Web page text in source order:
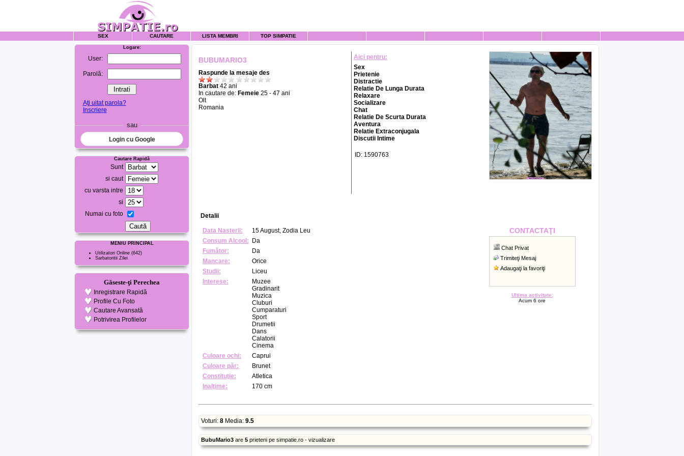
SEX CAUTARE LISTA MEMBRI TOP SIMPATIE
Logare:
User:
Parolă:
Aţi uitat parola?
Inscriere
sau
Login cu Google
Cautare Rapidă
Sunt
si caut
cu varsta intre
si
Numai cu foto
MENIU PRINCIPAL
Utilizatori Online (642)
Sarbatoritii Zilei
Găseste-ţi Perechea
Inregistrare Rapidă
Profile Cu Foto
Cautare Avansată
Potrivirea Profilelor
BUBUMARIO3
Raspunde la mesaje des
Barbat 42 ani
In cautare de: Femeie 25 - 47 ani
Olt
Romania
Aici pentru:
Sex
Prietenie
Distractie
Relatie De Lunga Durata
Relaxare
Socializare
Chat
Relatie De Scurta Durata
Aventura
Relatie Extraconjugala
Discutii Intime
ID: 1590763
Detalii
Data Nasterii:
15 August, Zodia Leu
Consum Alcool:
Da
Fumător:
Da
Mancare:
Orice
Studii:
Liceu
Interese:
Muzee
Gradinarit
Muzica
Cluburi
Cumparaturi
Sport
Drumetii
Dans
Calatorii
Cinema
Culoare ochi:
Caprui
Culoare păr:
Brunet
Constituţie:
Atletica
Inalţime:
170 cm
CONTACTAŢI
Chat Privat
Trimiteţi Mesaj
Adaugaţi la favoriţi
Ultima activitate:
Acum 6 ore
Voturi: 8 Media: 9.5
BubuMario3 are 5 prieteni pe simpatie.ro - vizualizare